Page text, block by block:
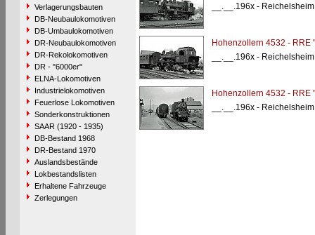
Verlagerungsbauten
DB-Neubaulokomotiven
DB-Umbaulokomotiven
DR-Neubaulokomotiven
DR-Rekolokomotiven
DR - "6000er"
ELNA-Lokomotiven
Industrielokomotiven
Feuerlose Lokomotiven
Sonderkonstruktionen
SAAR (1920 - 1935)
DB-Bestand 1968
DR-Bestand 1970
Auslandsbestände
Lokbestandslisten
Erhaltene Fahrzeuge
Zerlegungen
__.__.196x -
Hohenzollern 4532 - RRE
__.__.196x -
Hohenzollern 4532 - RRE
__.__.196x -